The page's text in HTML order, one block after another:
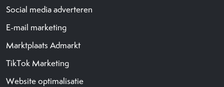
Social media adverteren
E-mail marketing
Marktplaats Admarkt
TikTok Marketing
Website optimalisatie